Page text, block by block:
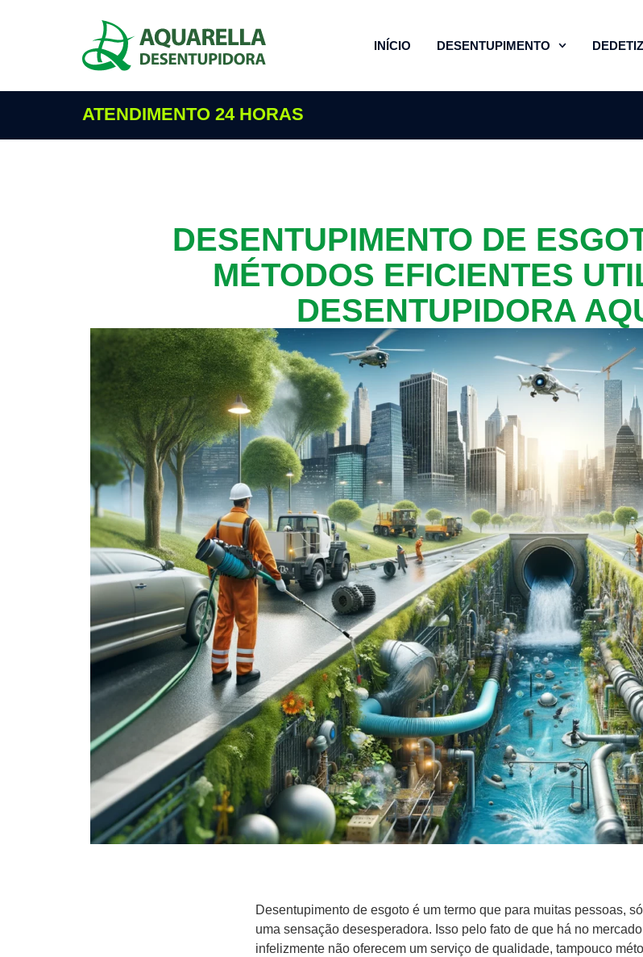
INÍCIO DESENTUPIMENTO
ATENDIMENTO 24 HORAS
DESENTUPIMENTO DE
MÉTODOS EFICIENTES
DESENTUPIDORA
Desentupimento de esgoto é um termo que para muitas pessoas,
uma sensação desesperadora. Isso pelo fato de que há no
infelizmente não oferecem um serviço de qualidade, tampouco